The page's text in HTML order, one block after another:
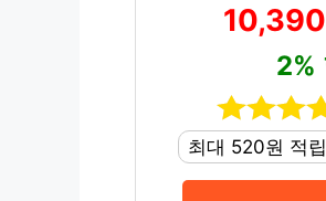
2%
최대 520원 적립